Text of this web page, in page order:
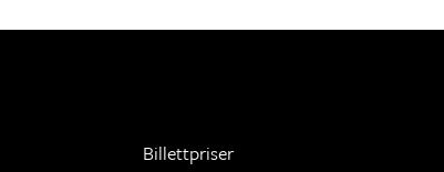
Billettpriser